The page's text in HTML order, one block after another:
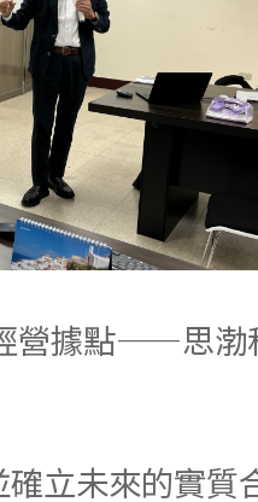
營據點——思
立未來的實質